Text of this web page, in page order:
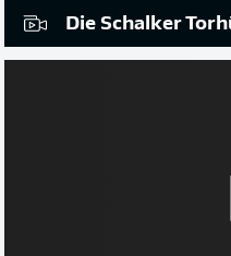
Die Schalker